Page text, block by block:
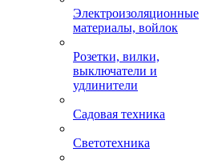
Электроизоляционные
материалы, войлок
Розетки, вилки,
выключатели и
удлинители
Садовая техника
Светотехника